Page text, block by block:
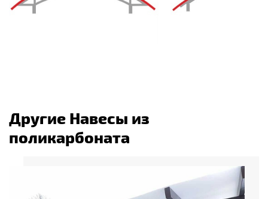
Другие Навесы из
поликарбоната